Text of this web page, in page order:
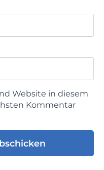
Website in diesem
Kommentar